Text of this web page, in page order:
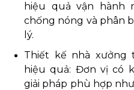
hiệu quả vận hành
chống nóng và phân
lý.
Thiết kế nhà xưởng
hiệu quả: Đơn vị có
giải pháp phù hợp